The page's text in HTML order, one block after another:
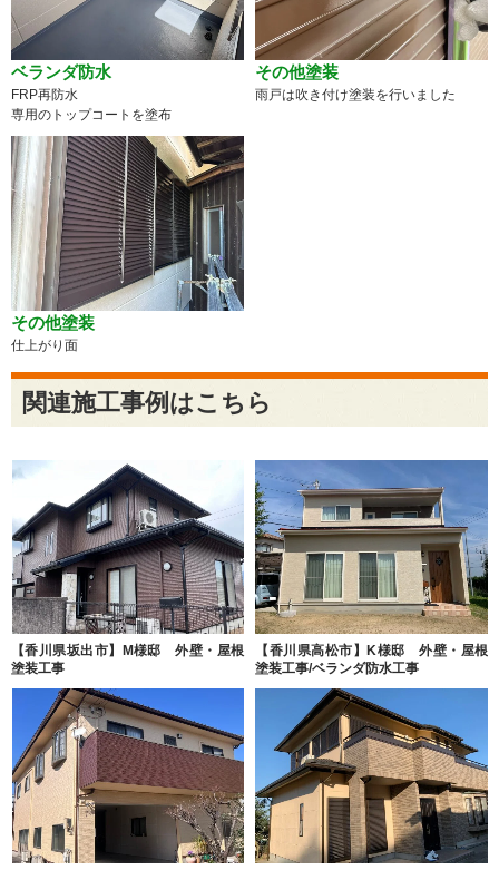
ベランダ防水
FRP再防水
専用のトップコートを塗布
その他塗装
雨戸は吹き付け塗装を行いました
その他塗装
仕上がり面
関連施工事例はこちら
【香川県坂出市】M様邸 外壁・屋根
塗装工事
【香川県高松市】K様邸 外壁・屋根
塗装工事/ベランダ防水工事